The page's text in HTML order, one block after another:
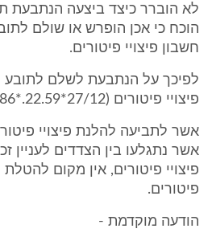
לא הוברר כיצד ביצעה הנתבעת
הוכח כי אכן הופרש או שולם
חשבון פיצויי פיטורים.
פיצויי פיטורים (27/12*22.59.*186 = 9,454 ₪).
אשר לתביעה להלנת פיצויי
אשר נתגלעו בין הצדדים לעניין
פיצויי פיטורים, אין מקום להטלת
פיטורים.
הודעה מוקדמת -